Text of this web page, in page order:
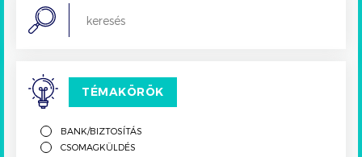
Search
TÉMAKÖRÖK
BANK/BIZTOSÍTÁS
CSOMAGKÜLDÉS